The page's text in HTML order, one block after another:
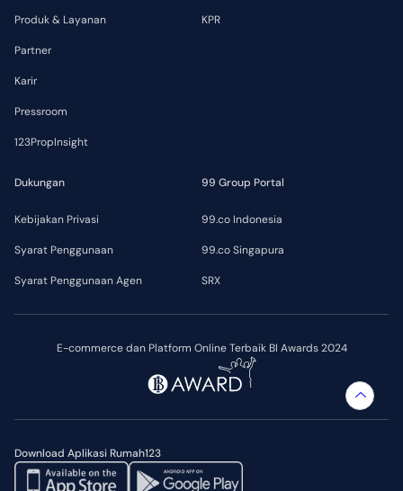
E-commerce dan Platform Online Terbaik BI Awards 2024
Download Aplikasi Rumah123
Produk & Layanan
Partner
Karir
Pressroom
123PropInsight
KPR
Dukungan
Kebijakan Privasi
Syarat Penggunaan
Syarat Penggunaan Agen
99 Group Portal
99.co Indonesia
99.co Singapura
SRX